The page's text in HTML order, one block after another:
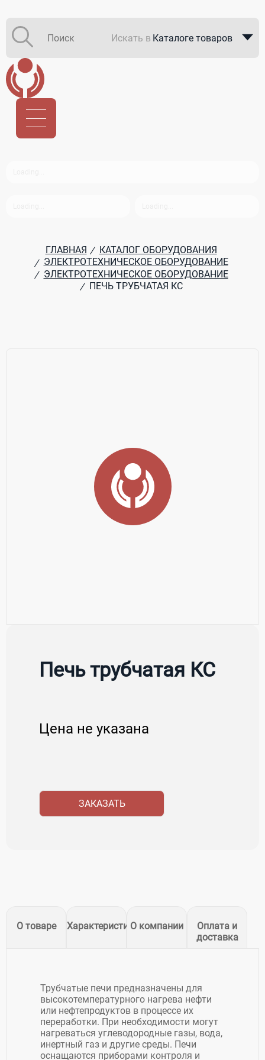
Искать в Каталоге товаров
ГЛАВНАЯ / КАТАЛОГ ОБОРУДОВАНИЯ
/ ЭЛЕКТРОТЕХНИЧЕСКОЕ ОБОРУДОВАНИЕ
/ ЭЛЕКТРОТЕХНИЧЕСКОЕ ОБОРУДОВАНИЕ
/ ПЕЧЬ ТРУБЧАТАЯ КС
Печь трубчатая КС
Цена не указана
ЗАКАЗАТЬ
О товаре ХарактеристикиО компании
Оплата и
доставка
Трубчатые печи предназначены для
высокотемпературного нагрева нефти
или нефтепродуктов в процессе их
переработки. При необходимости могут
нагреваться углеводородные газы, вода,
инертный газ и другие среды. Печи
оснащаются приборами контроля и